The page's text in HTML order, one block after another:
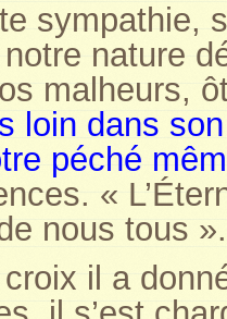
sympathie,
nature
malheurs,
loin dans
péché
«
nous tous
il a